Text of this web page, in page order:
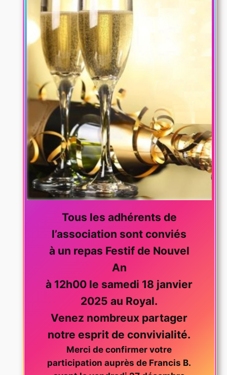
Tous les adhérents de
l’association sont conviés
à un repas Festif de Nouvel
An
à 12h00 le samedi 18 janvier
2025 au Royal.
Venez nombreux partager
notre esprit de convivialité.
Merci de confirmer votre
participation auprès de Francis B.